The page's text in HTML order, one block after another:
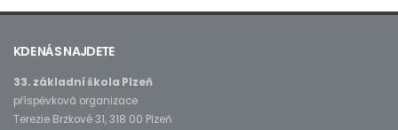
KDE NÁS NAJDETE
33. základní škola Plzeň
příspěvková organizace
Terezie Brzkové 31, 318 00 Plzeň